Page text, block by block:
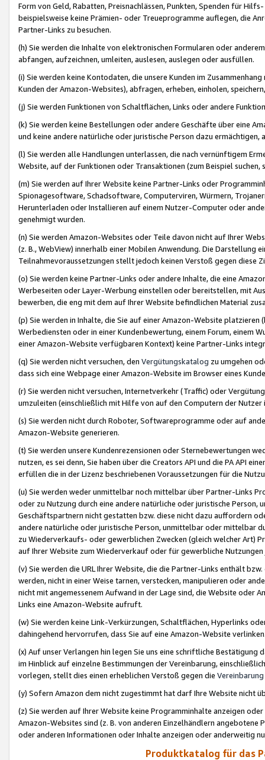
Form von Geld, Rabatten, Preisnachlässen, Punkten, Spenden für
beispielsweise keine Prämien- oder Treueprogramme auflegen, die
Partner-Links zu besuchen.
(h) Sie werden die Inhalte von elektronischen Formularen oder
abfangen, aufzeichnen, umleiten, auslesen, auslegen oder ausfüllen.
(i) Sie werden keine Kontodaten, die unsere Kunden im
Kunden der Amazon-Websites), abfragen, erheben, einholen,
(j) Sie werden Funktionen von Schaltflächen, Links oder andere
(k) Sie werden keine Bestellungen oder andere Geschäfte über eine
und keine andere natürliche oder juristische Person dazu
(l) Sie werden alle Handlungen unterlassen, die nach vernünftigem
Website, auf der Funktionen oder Transaktionen (zum Beispiel
(m) Sie werden auf Ihrer Website keine Partner-Links oder
Spionagesoftware, Schadsoftware, Computerviren, Würmern,
Herunterladen oder Installieren auf einem Nutzer-Computer oder
genehmigt wurden.
(n) Sie werden Amazon-Websites oder Teile davon nicht auf Ihrer
(z. B., WebView) innerhalb einer Mobilen Anwendung. Die Darstellung
Teilnahmevoraussetzungen stellt jedoch keinen Verstoß gegen diese
(o) Sie werden keine Partner-Links oder andere Inhalte, die eine
Werbeseiten oder Layer-Werbung einstellen oder bereitstellen, mit
bewerben, die eng mit dem auf Ihrer Website befindlichen Material
(p) Sie werden in Inhalte, die Sie auf einer Amazon-Website
Werbediensten oder in einer Kundenbewertung, einem Forum, einem
einer Amazon-Website verfügbaren Kontext) keine Partner-Links
(q) Sie werden nicht versuchen, den Vergütungskatalog zu umgehen
dass sich eine Webpage einer Amazon-Website im Browser eines
(r) Sie werden nicht versuchen, Internetverkehr (Traffic) oder
umzuleiten (einschließlich mit Hilfe von auf den Computern der
(s) Sie werden nicht durch Roboter, Softwareprogramme oder auf
Amazon-Website generieren.
(t) Sie werden unsere Kundenrezensionen oder Sternebewertungen
nutzen, es sei denn, Sie haben über die Creators API und die PA API
erfüllen die in der Lizenz beschriebenen Voraussetzungen für die
(u) Sie werden weder unmittelbar noch mittelbar über Partner-Links
oder zu Nutzung durch eine andere natürliche oder juristische
Geschäftspartnern nicht gestatten bzw. diese nicht dazu auffordern
andere natürliche oder juristische Person, unmittelbar oder mittelbar
zu Wiederverkaufs- oder gewerblichen Zwecken (gleich welcher Art)
auf Ihrer Website zum Wiederverkauf oder für gewerbliche
(v) Sie werden die URL Ihrer Website, die die Partner-Links enthält
werden, nicht in einer Weise tarnen, verstecken, manipulieren oder
nicht mit angemessenem Aufwand in der Lage sind, die Website oder
Links eine Amazon-Website aufruft.
(w) Sie werden keine Link-Verkürzungen, Schaltflächen, Hyperlinks
dahingehend hervorrufen, dass Sie auf eine Amazon-Website
(x) Auf unser Verlangen hin legen Sie uns eine schriftliche
im Hinblick auf einzelne Bestimmungen der Vereinbarung,
vorlegen, stellt dies einen erheblichen Verstoß gegen die Vereinbarung
(y) Sofern Amazon dem nicht zugestimmt hat darf Ihre Website nicht
(z) Sie werden auf Ihrer Website keine Programminhalte anzeigen
Amazon-Websites sind (z. B. von anderen Einzelhändlern
oder anderen Informationen oder Inhalte anzeigen oder anderweitig
Produktkatalog für das